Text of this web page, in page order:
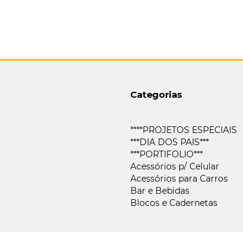
Categorias
****PROJETOS ESPECIAIS
***DIA DOS PAIS***
***PORTIFOLIO***
Acessórios p/ Celular
Acessórios para Carros
Bar e Bebidas
Blocos e Cadernetas